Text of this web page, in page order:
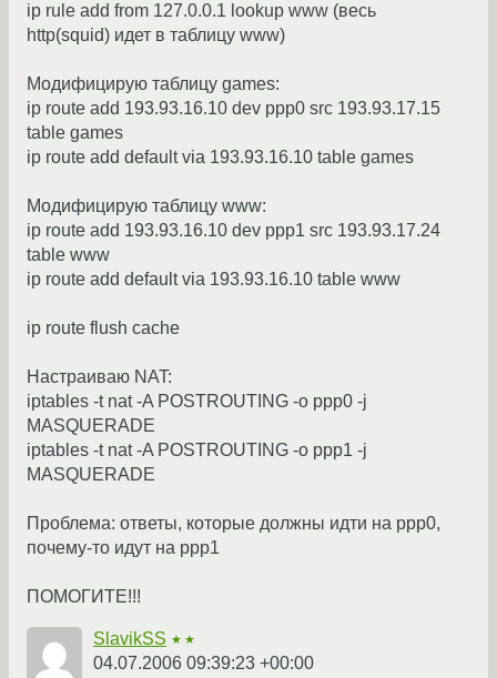
ip rule add from 127.0.0.1 lookup www (весь
http(squid) идет в таблицу www)
Модифицирую таблицу games:
ip route add 193.93.16.10 dev ppp0 src 193.93.17.15
table games
ip route add default via 193.93.16.10 table games
Модифицирую таблицу www:
ip route add 193.93.16.10 dev ppp1 src 193.93.17.24
table www
ip route add default via 193.93.16.10 table www
ip route flush cache
Настраиваю NAT:
iptables -t nat -A POSTROUTING -o ppp0 -j
MASQUERADE
iptables -t nat -A POSTROUTING -o ppp1 -j
MASQUERADE
Проблема: ответы, которые должны идти на ppp0,
почему-то идут на ppp1
ПОМОГИТЕ!!!
SlavikSS ★★
04.07.2006 09:39:23 +00:00